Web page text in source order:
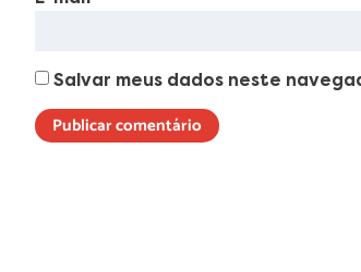
Salvar meus dados neste